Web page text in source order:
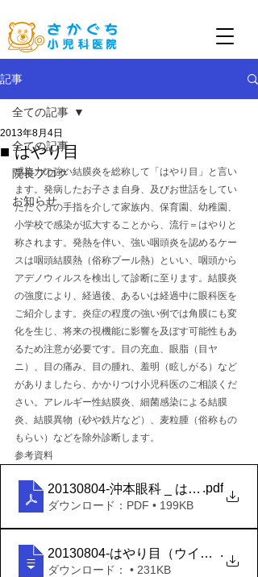
記事
全ての記事
院長ブログ
お知らせ
全ての記事
■ はやり目
2013年8月4日
感染力の強い結膜炎を総称して「はやり目」と言い
ます。発病したお子さま自身、及びお世話をしてい
ただく方の手指を介して家族内、保育園、幼稚園、
小学校で感染が拡大することから、流行＝はやりと
称されます。発熱を伴い、強い咽頭炎を認めるケー
スは咽頭結膜熱（俗称プール熱）といい、咽頭から
アデノウィルスを検出して診断に至ります。結膜炎
の強度により、経過後、あるいは経過中に眼科医を
ご紹介します。炎症の程度の強い例では角膜にも変
化を生じ、将来の視機能に影響を及ぼす可能性もあ
るため注意が必要です。目の充血、眼脂（目ヤ
ニ）、目の痛み、目の腫れ、羞明（眩しがる）など
がありましたら、かかりつけ小児科医のご相談くだ
さい。アレルギー性結膜炎、細菌感染による結膜
炎、結膜異物（砂や鉄片など）、麦粒腫（俗称もの
もらい）などを除外診断します。
参考資料
20130804-沖本眼科 _ はやり目・結
.pdf
ダウンロード：PDF • 199KB
20130804-はやり目（ウイルス性
.
ダウンロード： • 231KB